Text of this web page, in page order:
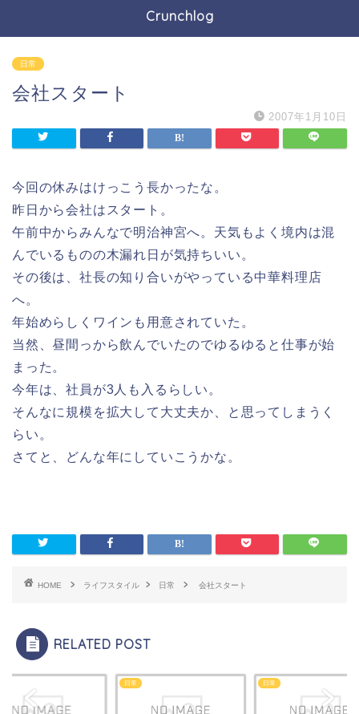
Crunchlog
日常
会社スタート
2007年1月10日
今回の休みはけっこう長かったな。
昨日から会社はスタート。
午前中からみんなで明治神宮へ。天気もよく境内は混
んでいるものの木漏れ日が気持ちいい。
その後は、社長の知り合いがやっている中華料理店
へ。
年始めらしくワインも用意されていた。
当然、昼間っから飲んでいたのでゆるゆると仕事が始
まった。
今年は、社員が3人も入るらしい。
そんなに規模を拡大して大丈夫か、と思ってしまうく
らい。
さてと、どんな年にしていこうかな。
HOME ライフスタイル 日常 会社スタート
RELATED POST
日常 日常